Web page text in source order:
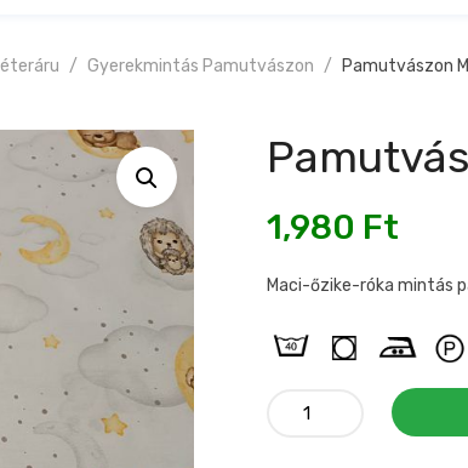
Gyerekmintás Pamutvászon Pamutvászon
1,980 Ft
Maci-őzike-róka mintás
Pamutvászon